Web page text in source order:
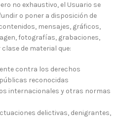
no exhaustivo, el Usuario se
o poner a disposición de
mensajes, gráficos,
fotografías, grabaciones,
de material que:
contra los derechos
reconocidas
internacionales y otras normas
delictivas, denigrantes,